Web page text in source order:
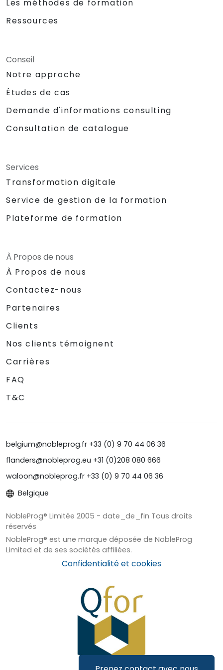
et des NPU d'inférence IA périphérique
représente les domaines de compétences en
accéléré le développement RISC-V,
alimentant la demande pour des ingénieurs
capables de relier la spécification
d'architecture, l'implémentation silicium, le
logicielle en une seule compétence.
Les méthodes de formation
Ressources
Conseil
Notre approche
Études de cas
Demande d'informations consulting
Consultation de catalogue
Services
Transformation digitale
Service de gestion de la formation
Plateforme de formation
À Propos de nous
À Propos de nous
Contactez-nous
Partenaires
Clients
Nos clients témoignent
Carrières
FAQ
T&C
belgium@nobleprog.fr +33 (0) 9 70 44 06 36
flanders@nobleprog.eu +31 (0)208 080 666
waloon@nobleprog.fr +33 (0) 9 70 44 06 36
Belgique
NobleProg® Limitée 2005 - date_de_fin Tous droits
réservés
NobleProg® est une marque déposée de NobleProg
Limited et de ses sociétés affiliées.
Confidentialité et cookies